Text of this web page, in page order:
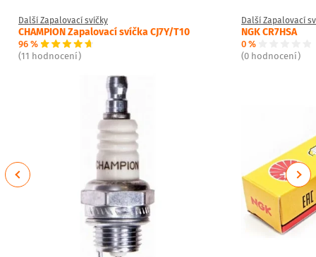
Další Zapalovací svíčky
CHAMPION Zapalovací svíčka CJ7Y/T10
96 %
(11 hodnocení)
Další Zapalovací
NGK CR7HSA
0 %
(0 hodnocení)
Previous Next